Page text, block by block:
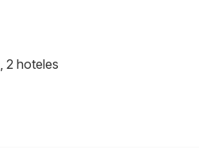
, 2 hoteles